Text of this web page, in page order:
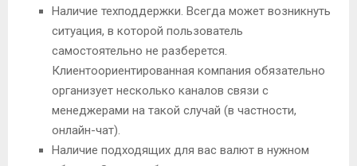
Наличие техподдержки. Всегда может возникнуть
ситуация, в которой пользователь
самостоятельно не разберется.
Клиентоориентированная компания обязательно
организует несколько каналов связи с
менеджерами на такой случай (в частности,
онлайн-чат).
Наличие подходящих для вас валют в нужном